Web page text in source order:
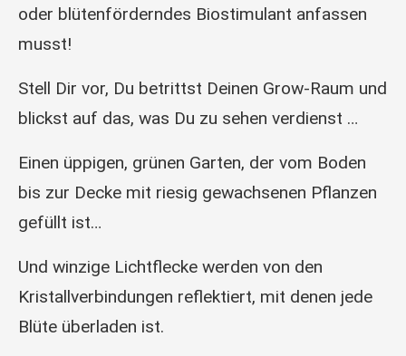
oder blütenförderndes Biostimulant anfassen
musst!
Stell Dir vor, Du betrittst Deinen Grow-Raum und
blickst auf das, was Du zu sehen verdienst …
Einen üppigen, grünen Garten, der vom Boden
bis zur Decke mit riesig gewachsenen Pflanzen
gefüllt ist…
Und winzige Lichtflecke werden von den
Kristallverbindungen reflektiert, mit denen jede
Blüte überladen ist.